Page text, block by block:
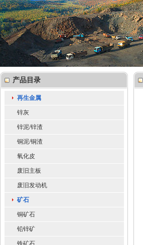
产品目录
再生金属
锌灰
锌泥/锌渣
铜泥/铜渣
氧化皮
废旧主板
废旧发动机
矿石
铜矿石
铅锌矿
铁矿石